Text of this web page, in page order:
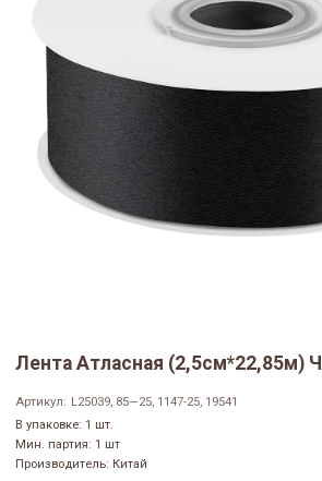
Лента Атласная (2,5см*22,85м)
Артикул: L25039, 85—25, 1147-25, 19541
В упаковке: 1 шт.
Мин. партия: 1 шт
Производитель: Китай